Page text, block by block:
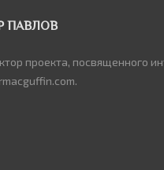
ПАВЛОВ
проекта, посвященного